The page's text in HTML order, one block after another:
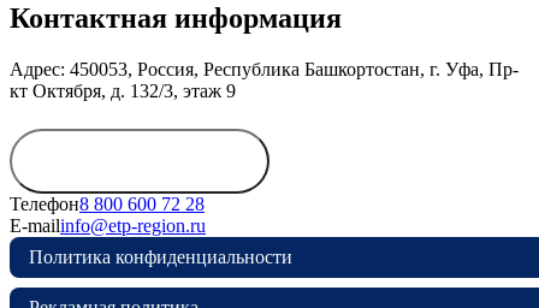
Контактная информация
Адрес: 450053, Россия, Республика Башкортостан, г. Уфа, Пр-
кт Октября, д. 132/3, этаж 9
Телефон8 800 600 72 28
E-mailinfo@etp-region.ru
Политика конфиденциальности